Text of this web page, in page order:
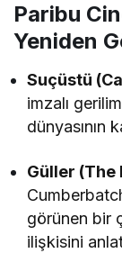
Paribu
Yeniden
Suçüstü
imzalı
dünyasının
Güller (The
görünen bir
ilişkisini